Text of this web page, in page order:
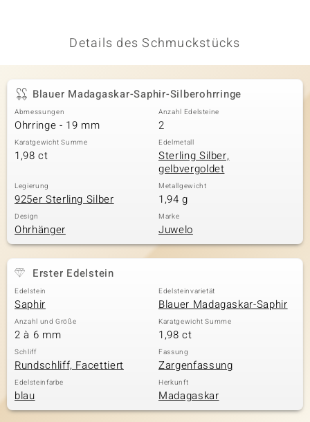
Details des Schmuckstücks
Blauer Madagaskar-Saphir-Silberohrringe
Abmessungen
Ohrringe - 19 mm
Anzahl Edelsteine
2
Karatgewicht Summe
1,98 ct
Edelmetall
Sterling Silber,
gelbvergoldet
Legierung
925er Sterling Silber
Metallgewicht
1,94 g
Design
Ohrhänger
Marke
Juwelo
Erster Edelstein
Edelstein
Saphir
Edelsteinvarietät
Blauer Madagaskar-Saphir
Anzahl und Größe
2 à 6 mm
Karatgewicht Summe
1,98 ct
Schliff
Rundschliff, Facettiert
Fassung
Zargenfassung
Edelsteinfarbe
blau
Herkunft
Madagaskar